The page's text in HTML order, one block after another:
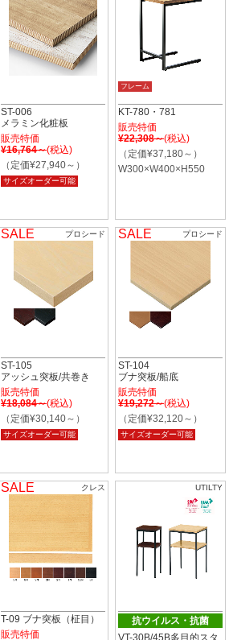
ST-006
メラミン化粧板
販売特価
¥16,764～(税込)
（定価¥27,940～）
サイズオーダー可能
フレーム
KT-780・781
販売特価
¥22,308～(税込)
（定価¥37,180～）
W300×W400×H550
SALE プロシード
ST-105
アッシュ突板/共巻き
販売特価
¥18,084～(税込)
（定価¥30,140～）
サイズオーダー可能
SALE プロシード
ST-104
ブナ突板/船底
販売特価
¥19,272～(税込)
（定価¥32,120～）
サイズオーダー可能
SALE クレス
T-09 ブナ突板（柾目）
販売特価
UTILTY
抗ウイルス・抗菌
VT-30B/45B多目的スタ